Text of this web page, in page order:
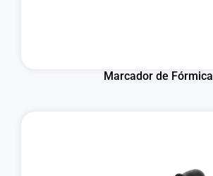
Marcador de Fórmica